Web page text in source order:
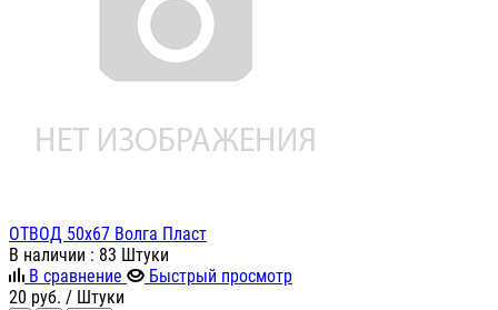
ОТВОД 50х67 Волга Пласт
В наличии : 83 Штуки
В сравнение
Быстрый просмотр
20 руб. / Штуки